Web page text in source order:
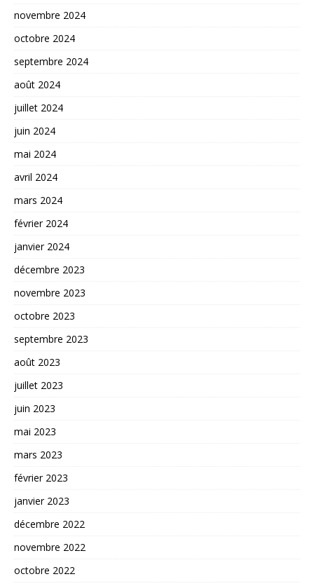
novembre 2024
octobre 2024
septembre 2024
août 2024
juillet 2024
juin 2024
mai 2024
avril 2024
mars 2024
février 2024
janvier 2024
décembre 2023
novembre 2023
octobre 2023
septembre 2023
août 2023
juillet 2023
juin 2023
mai 2023
mars 2023
février 2023
janvier 2023
décembre 2022
novembre 2022
octobre 2022